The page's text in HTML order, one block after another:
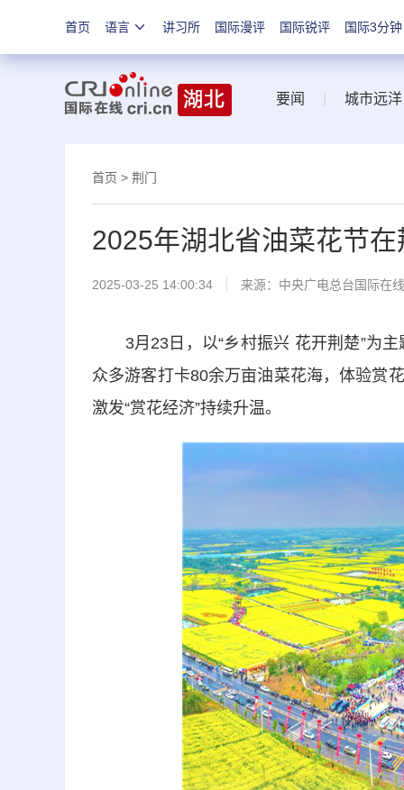
首页 语言 讲习所 国际漫评 国际锐评 国际3分钟
要闻 城市远洋
首页 > 荆门
2025年湖北省油菜花节
2025-03-25 14:00:34 来源：中央广电总台国际在线
3月23日，以“乡村振兴 花开荆楚”为主
众多游客打卡80余万亩油菜花海，体验赏
激发“赏花经济”持续升温。